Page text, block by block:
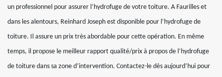
un professionnel pour assurer l’hydrofuge de votre toiture. A Faurilles et
dans les alentours, Reinhard Joseph est disponible pour l’hydrofuge de
toiture. Il assure un prix très abordable pour cette opération. En même
temps, il propose le meilleur rapport qualité/prix à propos de l’hydrofuge
de toiture dans sa zone d’intervention. Contactez-le dès aujourd’hui pour